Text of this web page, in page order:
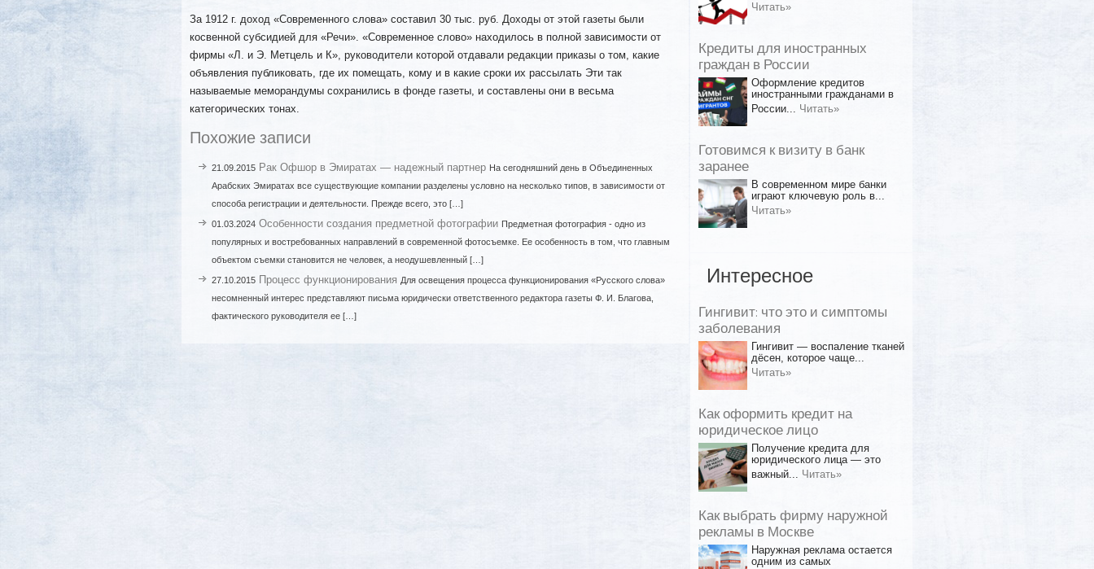
За 1912 г. доход «Современного слова» составил 30 тыс. руб. Доходы от этой газеты были
косвенной субсидией для «Речи». «Современное слово» находилось в полной зависимости от
фирмы «Л. и Э. Метцель и К», руководители которой отдавали редакции приказы о том, какие
объявления публиковать, где их помещать, кому и в какие сроки их рассылать Эти так
называемые меморандумы сохранились в фонде газеты, и составлены они в весьма
категорических тонах.
Похожие записи
21.09.2015 Рак Офшор в Эмиратах — надежный партнер На сегодняшний день в Объединенных
Арабских Эмиратах все существующие компании разделены условно на несколько типов, в зависимости от
способа регистрации и деятельности. Прежде всего, это […]
01.03.2024 Особенности создания предметной фотографии Предметная фотография - одно из
популярных и востребованных направлений в современной фотосъемке. Ее особенность в том, что главным
объектом съемки становится не человек, а неодушевленный […]
27.10.2015 Процесс функционирования Для освещения процесса функционирования «Русского слова»
несомненный интерес представляют письма юридически ответственного редактора газеты Ф. И. Благова,
фактического руководителя ее […]
Читать»
Кредиты для иностранных
граждан в России
Оформление кредитов
иностранными гражданами в
России... Читать»
Готовимся к визиту в банк
заранее
В современном мире банки
играют ключевую роль в...
Читать»
Интересное
Гингивит: что это и симптомы
заболевания
Гингивит — воспаление тканей
дёсен, которое чаще...
Читать»
Как оформить кредит на
юридическое лицо
Получение кредита для
юридического лица — это
важный... Читать»
Как выбрать фирму наружной
рекламы в Москве
Наружная реклама остается
одним из самых